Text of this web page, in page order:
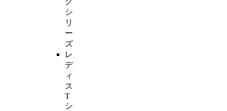
シ
リ
ー
ズ
レ
デ
ィ
ス
T
シ